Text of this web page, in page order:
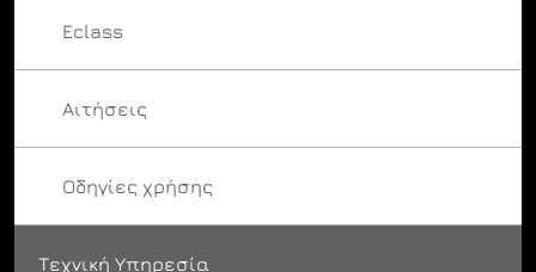
Eclass
Αιτήσεις
Οδηγίες χρήσης
Τεχνική Υπηρεσία